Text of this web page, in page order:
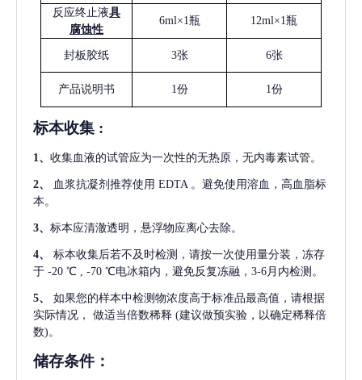
反应终止液具
腐蚀性
6ml×1瓶 12ml×1瓶
封板胶纸 3张 6张
产品说明书 1份 1份
标本收集 :
1、 收集血液的试管应为一次性的无热原，无内毒素试管。
2、 血浆抗凝剂推荐使用 EDTA 。避免使用溶血，高血脂标
本。
3、 标本应清澈透明，悬浮物应离心去除。
4、
标本收集后若不及时检测，请按一次使用量分装，冻存
于 -20 ℃ , -70 ℃电冰箱内，避免反复冻融，3-6月内检测。
5、
如果您的样本中检测物浓度高于标准品最高值，请根据
实际情况，
做适当倍数稀释 (建议做预实验，以确定稀释倍
数)。
储存条件：